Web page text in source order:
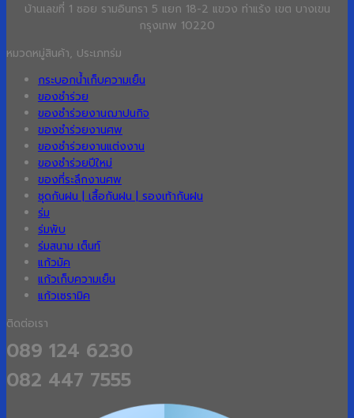
บ้านเลขที่ 1 ซอย รามอินทรา 5 แยก 18-2 แขวง ท่าแร้ง เขต บางเขน
กรุงเทพ 10220
หมวดหมู่สินค้า, ประเภทร่ม
กระบอกน้ำเก็บความเย็น
ของชำร่วย
ของชำร่วยงานฌาปนกิจ
ของชำร่วยงานศพ
ของชำร่วยงานแต่งงาน
ของชำร่วยปีใหม่
ของที่ระลึกงานศพ
ชุดกันฝน | เสื้อกันฝน | รองเท้ากันฝน
ร่ม
ร่มพับ
ร่มสนาม เต็นท์
แก้วมัค
แก้วเก็บความเย็น
แก้วเซรามิค
ติดต่อเรา
089 124 6230
082 447 7555